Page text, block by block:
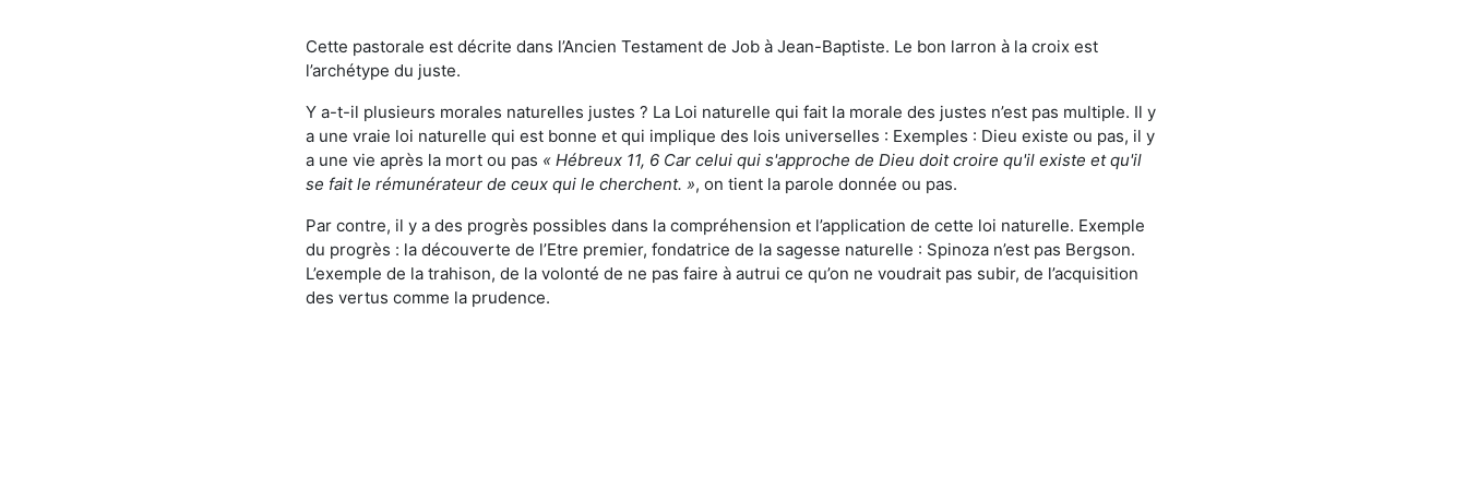
Cette pastorale est décrite dans l’Ancien Testament de Job à Jean-Baptiste. Le bon larron à la croix est
l’archétype du juste.
Y a-t-il plusieurs morales naturelles justes ? La Loi naturelle qui fait la morale des justes n’est pas multiple. Il y
a une vraie loi naturelle qui est bonne et qui implique des lois universelles : Exemples : Dieu existe ou pas, il y
a une vie après la mort ou pas « Hébreux 11, 6 Car celui qui s'approche de Dieu doit croire qu'il existe et qu'il
se fait le rémunérateur de ceux qui le cherchent. », on tient la parole donnée ou pas.
Par contre, il y a des progrès possibles dans la compréhension et l’application de cette loi naturelle. Exemple
du progrès : la découverte de l’Etre premier, fondatrice de la sagesse naturelle : Spinoza n’est pas Bergson.
L’exemple de la trahison, de la volonté de ne pas faire à autrui ce qu’on ne voudrait pas subir, de l’acquisition
des vertus comme la prudence.